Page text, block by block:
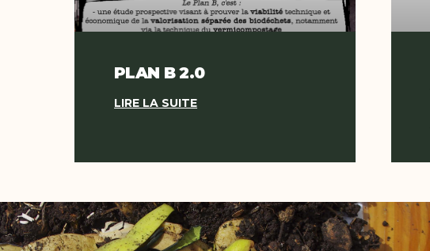
PLAN B 2.0
LIRE LA SUITE